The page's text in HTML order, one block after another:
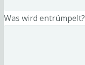
Was wird entrümpelt?